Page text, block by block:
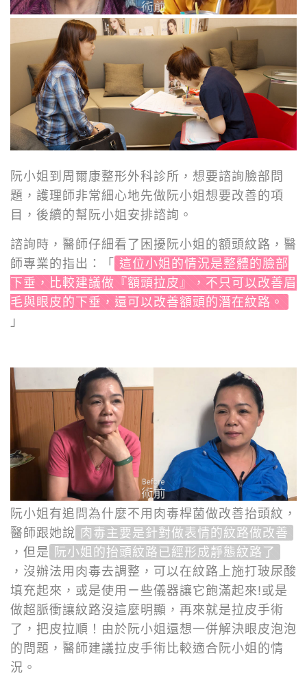
阮小姐到周爾康整形外科診所，想要諮詢臉部問
題，護理師非常細心地先做阮小姐想要改善的項
目，後續的幫阮小姐安排諮詢。
諮詢時，醫師仔細看了困擾阮小姐的額頭紋路，醫
師專業的指出：「
這位小姐的情況是整體的臉部
下垂，比較建議做『額頭拉皮』，不只可以改善眉
毛與眼皮的下垂，還可以改善額頭的潛在紋路。
」
阮小姐有追問為什麼不用肉毒桿菌做改善抬頭紋，
醫師跟她說 肉毒主要是針對做表情的紋路做改善
，但是 阮小姐的抬頭紋路已經形成靜態紋路了
，沒辦法用肉毒去調整，可以在紋路上施打玻尿酸
填充起來，或是使用ㄧ些儀器讓它飽滿起來!或是
做超脈衝讓紋路沒這麼明顯，再來就是拉皮手術
了，把皮拉順！由於阮小姐還想一併解決眼皮泡泡
的問題，醫師建議拉皮手術比較適合阮小姐的情
況。